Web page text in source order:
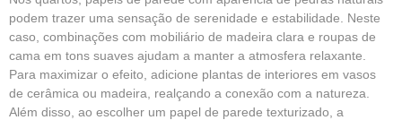
podem trazer uma sensação de serenidade e estabilidade. Neste
caso, combinações com mobiliário de madeira clara e roupas de
cama em tons suaves ajudam a manter a atmosfera relaxante.
Para maximizar o efeito, adicione plantas de interiores em vasos
de cerâmica ou madeira, realçando a conexão com a natureza.
Além disso, ao escolher um papel de parede texturizado, a